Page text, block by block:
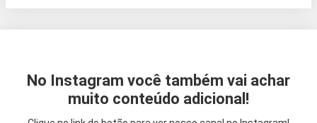
No Instagram você também vai achar
muito conteúdo adicional!